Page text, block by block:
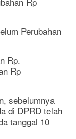
Perubahan
Rp.
Rp
sebelumnya
di DPRD telah
tanggal 10